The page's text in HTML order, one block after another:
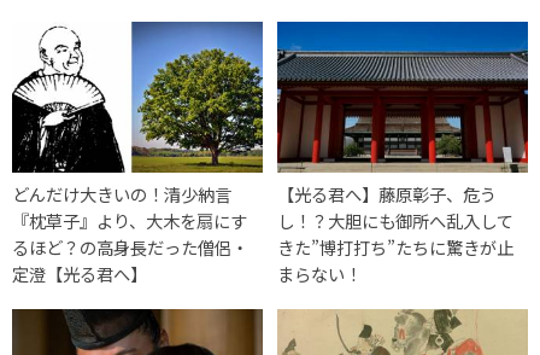
どんだけ大きいの！清少納言
『枕草子』より、大木を扇にす
るほど？の高身長だった僧侶・
定澄【光る君へ】
【光る君へ】藤原彰子、危う
し！？大胆にも御所へ乱入して
きた”博打打ち”たちに驚きが止
まらない！